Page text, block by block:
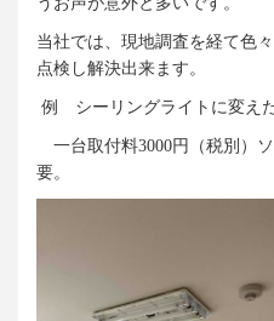
当社では、現地調査を経て色
点検し解決出来ます。
例 シーリングライトに変え
一台取付料3000円（税別）
要。